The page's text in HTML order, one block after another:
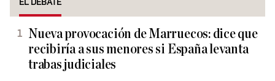
EL DEBATE
Nueva provocación de Marruecos: dice que
recibiría a sus menores si España levanta
trabas judiciales